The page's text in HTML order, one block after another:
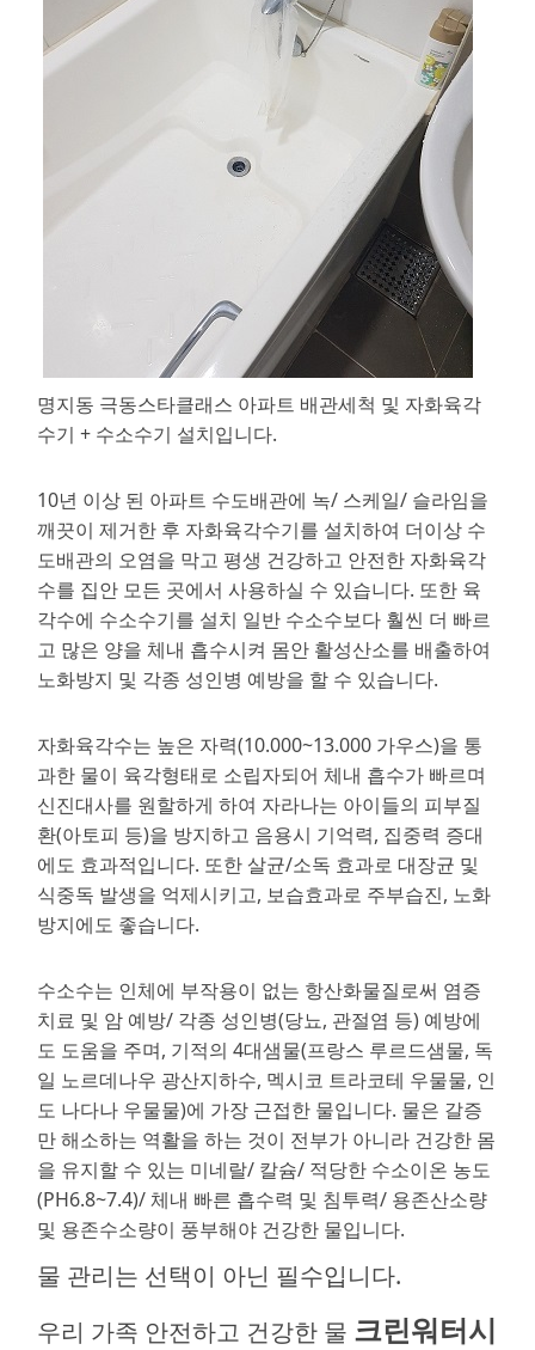
명지동 극동스타클래스 아파트 배관세척 및 자화육각
수기 + 수소수기 설치입니다.
10년 이상 된 아파트 수도배관에 녹/ 스케일/ 슬라임을
깨끗이 제거한 후 자화육각수기를 설치하여 더이상 수
도배관의 오염을 막고 평생 건강하고 안전한 자화육각
수를 집안 모든 곳에서 사용하실 수 있습니다. 또한 육
각수에 수소수기를 설치 일반 수소수보다 훨씬 더 빠르
고 많은 양을 체내 흡수시켜 몸안 활성산소를 배출하여
노화방지 및 각종 성인병 예방을 할 수 있습니다.
자화육각수는 높은 자력(10.000~13.000 가우스)을 통
과한 물이 육각형태로 소립자되어 체내 흡수가 빠르며
신진대사를 원할하게 하여 자라나는 아이들의 피부질
환(아토피 등)을 방지하고 음용시 기억력, 집중력 증대
에도 효과적입니다. 또한 살균/소독 효과로 대장균 및
식중독 발생을 억제시키고, 보습효과로 주부습진, 노화
방지에도 좋습니다.
수소수는 인체에 부작용이 없는 항산화물질로써 염증
치료 및 암 예방/ 각종 성인병(당뇨, 관절염 등) 예방에
도 도움을 주며, 기적의 4대샘물(프랑스 루르드샘물, 독
일 노르데나우 광산지하수, 멕시코 트라코테 우물물, 인
도 나다나 우물물)에 가장 근접한 물입니다. 물은 갈증
만 해소하는 역활을 하는 것이 전부가 아니라 건강한 몸
을 유지할 수 있는 미네랄/ 칼슘/ 적당한 수소이온 농도
(PH6.8~7.4)/ 체내 빠른 흡수력 및 침투력/ 용존산소량
및 용존수소량이 풍부해야 건강한 물입니다.
물 관리는 선택이 아닌 필수입니다.
우리 가족 안전하고 건강한 물 크린워터시